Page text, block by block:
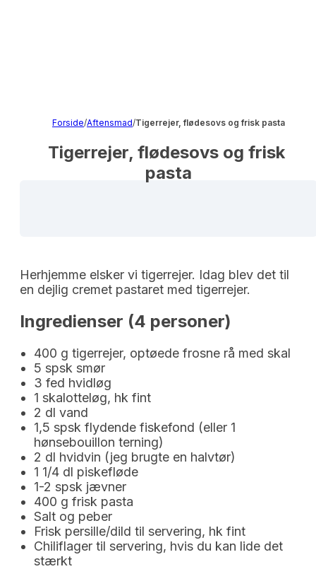
Forside/Aftensmad/Tigerrejer, flødesovs og frisk pasta
Tigerrejer, flødesovs og frisk
pasta
Herhjemme elsker vi tigerrejer. Idag blev det til
en dejlig cremet pastaret med tigerrejer.
Ingredienser (4 personer)
400 g tigerrejer, optøede frosne rå med skal
5 spsk smør
3 fed hvidløg
1 skalotteløg, hk fint
2 dl vand
1,5 spsk flydende fiskefond (eller 1
hønsebouillon terning)
2 dl hvidvin (jeg brugte en halvtør)
1 1/4 dl piskefløde
1-2 spsk jævner
400 g frisk pasta
Salt og peber
Frisk persille/dild til servering, hk fint
Chiliflager til servering, hvis du kan lide det
stærkt